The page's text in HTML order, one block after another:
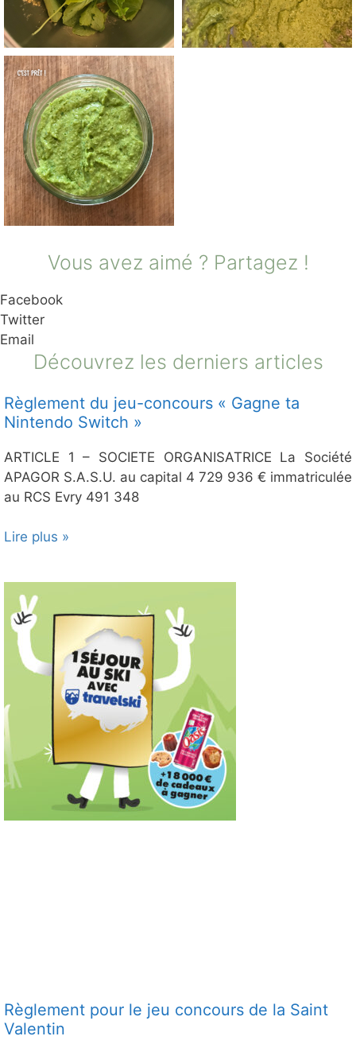
Vous avez aimé ? Partagez !
Facebook
Twitter
Email
Découvrez les derniers articles
Règlement du jeu-concours « Gagne ta
Nintendo Switch »
ARTICLE 1 – SOCIETE ORGANISATRICE La Société
APAGOR S.A.S.U. au capital 4 729 936 € immatriculée
au RCS Evry 491 348
Lire plus »
Règlement pour le jeu concours de la Saint
Valentin